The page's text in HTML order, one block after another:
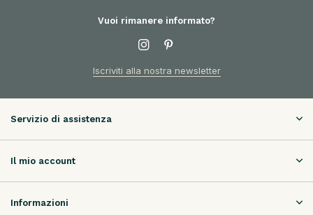
Vuoi rimanere informato?
Iscriviti alla nostra newsletter
Servizio di assistenza
Il mio account
Informazioni